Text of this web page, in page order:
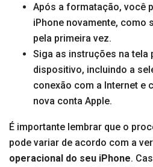
Após a formatação, você
iPhone novamente, como
pela primeira vez.
Siga as instruções na tela
dispositivo, incluindo a
conexão com a Internet e
nova conta Apple.
É importante lembrar que o
pode variar de acordo com a
operacional do seu iPhone.